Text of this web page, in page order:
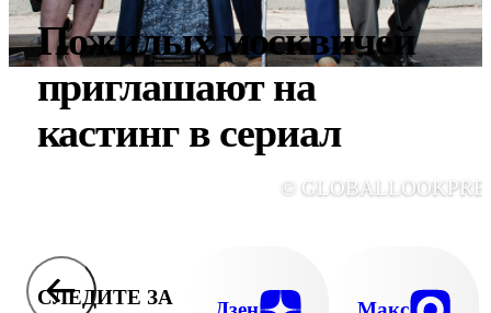
Пожилых москвичей
приглашают на
кастинг в сериал
©
СЛЕДИТЕ ЗА